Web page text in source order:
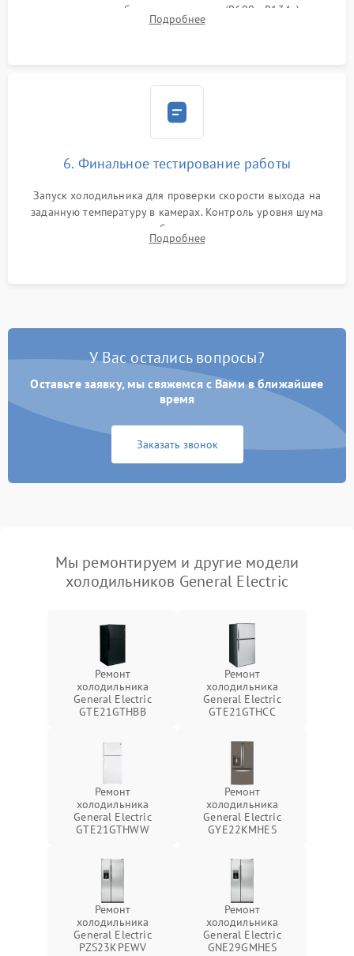
дозированным объемом хладагента (R600a, R134a) по
электронным весам. Контроль рабочего давления в системе.
Подробнее
6. Финальное тестирование работы
Запуск холодильника для проверки скорости выхода на
заданную температуру в камерах. Контроль уровня шума
компрессора, отсутствия обмерзания стенок и корректного
срабатывания системы автоматической оттайки.
Подробнее
У Вас остались вопросы?
Оставьте заявку, мы свяжемся с Вами в ближайшее
время
Заказать звонок
Мы ремонтируем и другие модели
холодильников General Electric
Ремонт
холодильника
General Electric
GTE21GTHBB
Ремонт
холодильника
General Electric
GTE21GTHCC
Ремонт
холодильника
General Electric
GTE21GTHWW
Ремонт
холодильника
General Electric
GYE22KMHES
Ремонт
холодильника
General Electric
PZS23KPEWV
Ремонт
холодильника
General Electric
GNE29GMHES